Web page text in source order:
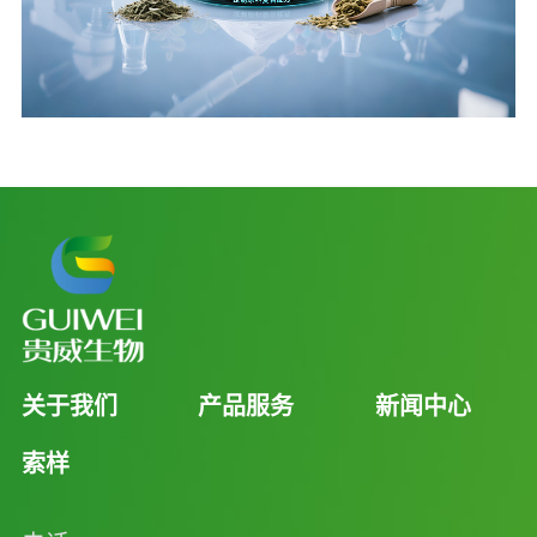
关于我们 产品服务 新闻中心
索样